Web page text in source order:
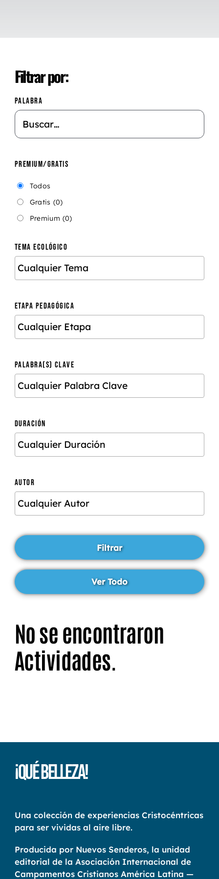
Filtrar por:
PALABRA
PREMIUM/GRATIS
Todos
Gratis (0)
Premium (0)
TEMA ECOLÓGICO
ETAPA PEDAGÓGICA
PALABRA(S) CLAVE
DURACIÓN
AUTOR
No se encontraron
Actividades.
¡Qué Belleza!
Una colección de experiencias Cristocéntricas
para ser vividas al aire libre.
Producida por Nuevos Senderos, la unidad
editorial de la Asociación Internacional de
Campamentos Cristianos América Latina —